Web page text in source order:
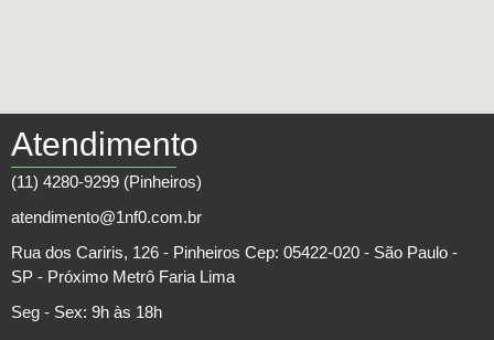
Atendimento
(11) 4280-9299 (Pinheiros)
atendimento@1nf0.com.br
Rua dos Cariris, 126 - Pinheiros Cep: 05422-020 - São Paulo -
SP - Próximo Metrô Faria Lima
Seg - Sex: 9h às 18h